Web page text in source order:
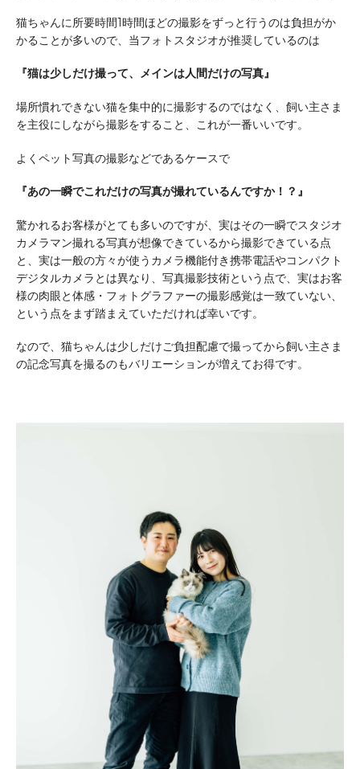
猫ちゃんに所要時間1時間ほどの撮影をずっと行うのは負担がか
かることが多いので、当フォトスタジオが推奨しているのは
『猫は少しだけ撮って、メインは人間だけの写真』
場所慣れできない猫を集中的に撮影するのではなく、飼い主さま
を主役にしながら撮影をすること、これが一番いいです。
よくペット写真の撮影などであるケースで
『あの一瞬でこれだけの写真が撮れているんですか！？』
驚かれるお客様がとても多いのですが、実はその一瞬でスタジオ
カメラマン撮れる写真が想像できているから撮影できている点
と、実は一般の方々が使うカメラ機能付き携帯電話やコンパクト
デジタルカメラとは異なり、写真撮影技術という点で、実はお客
様の肉眼と体感・フォトグラファーの撮影感覚は一致ていない、
という点をまず踏まえていただければ幸いです。
なので、猫ちゃんは少しだけご負担配慮で撮ってから飼い主さま
の記念写真を撮るのもバリエーションが増えてお得です。